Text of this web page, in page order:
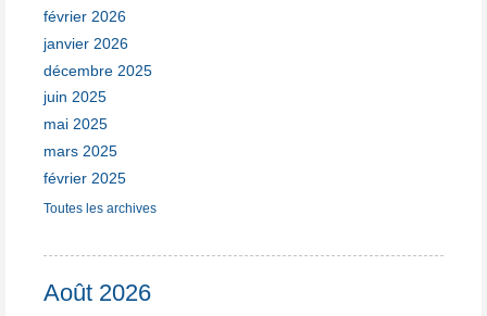
février 2026
janvier 2026
décembre 2025
juin 2025
mai 2025
mars 2025
février 2025
Toutes les archives
Août 2026